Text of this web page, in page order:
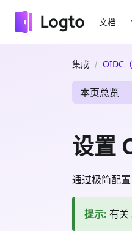
文档
集成 OIDC（
本页总览
设置
通过极简配
提示: 有关